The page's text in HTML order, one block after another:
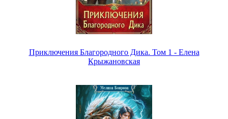
Приключения Благородного Дика. Том 1 - Елена
Крыжановская